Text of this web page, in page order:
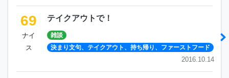
69
ナイ
ス
テイクアウトで！
雑談
決まり文句、テイクアウト、持ち帰り、ファーストフード
2016.10.14